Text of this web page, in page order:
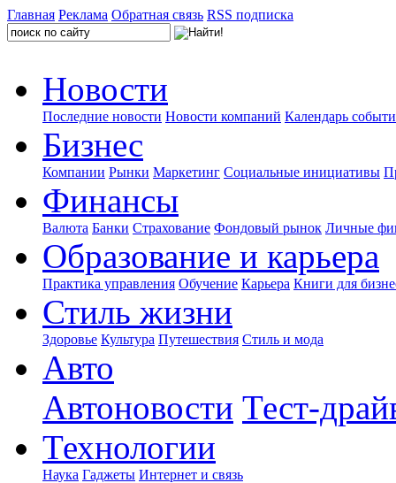
Главная Реклама Обратная связь RSS подписка
Новости
Последние новости Новости компаний Календарь
Бизнес
Компании Рынки Маркетинг Социальные инициативы
Финансы
Валюта Банки Страхование Фондовый рынок Личные
Образование и карьера
Практика управления Обучение Карьера Книги для
Стиль жизни
Здоровье Культура Путешествия Стиль и мода
Авто
Автоновости Тест-
Технологии
Наука Гаджеты Интернет и связь